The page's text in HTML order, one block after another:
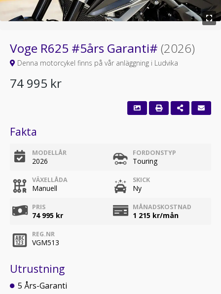
Voge R625 #5års Garanti# (2026)
Denna motorcykel finns på vår anläggning i Ludvika
74 995 kr
Fakta
MODELLÅR
2026
FORDONSTYP
Touring
VÄXELLÅDA
Manuell
SKICK
Ny
PRIS
74 995 kr
MÅNADSKOSTNAD
1 215 kr/mån
REG.NR
VGM513
Utrustning
5 Års-Garanti